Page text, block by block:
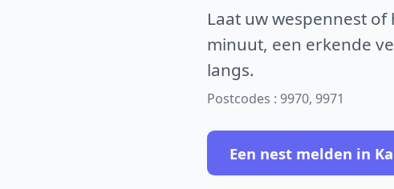
Laat uw wespennest
minuut, een erkende
langs.
Postcodes : 9970, 9971
Een nest melden in